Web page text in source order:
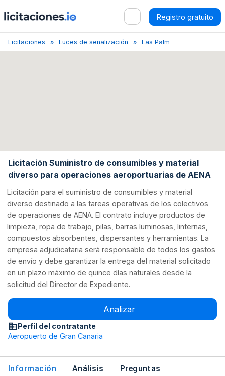
Registro gratuito
Licitaciones Luces de señalización Las Palmas
Licitación Suministro de consumibles y material
diverso para operaciones aeroportuarias de AENA
Licitación para el suministro de consumibles y material
diverso destinado a las tareas operativas de los colectivos
de operaciones de AENA. El contrato incluye productos de
limpieza, ropa de trabajo, pilas, barras luminosas, linternas,
compuestos absorbentes, dispersantes y herramientas. La
empresa adjudicataria será responsable de todos los gastos
de envío y debe garantizar la entrega del material solicitado
en un plazo máximo de quince días naturales desde la
solicitud del Director de Expediente.
Analizar
Perfil del contratante
Aeropuerto de Gran Canaria
Información Análisis Preguntas